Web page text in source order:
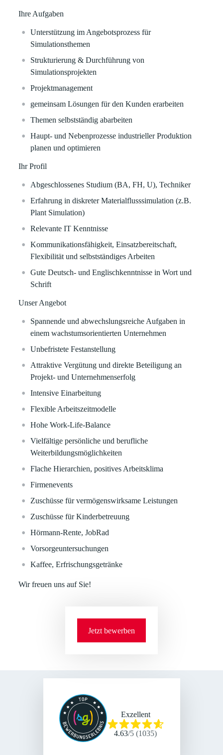
Ihre Aufgaben
Unterstützung im Angebotsprozess für
Simulationsthemen
Strukturierung & Durchführung von
Simulationsprojekten
Projektmanagement
gemeinsam Lösungen für den Kunden erarbeiten
Themen selbstständig abarbeiten
Haupt- und Nebenprozesse industrieller Produktion
planen und optimieren
Ihr Profil
Abgeschlossenes Studium (BA, FH, U), Techniker
Erfahrung in diskreter Materialflusssimulation (z.B.
Plant Simulation)
Relevante IT Kenntnisse
Kommunikationsfähigkeit, Einsatzbereitschaft,
Flexibilität und selbstständiges Arbeiten
Gute Deutsch- und Englischkenntnisse in Wort und
Schrift
Unser Angebot
Spannende und abwechslungsreiche Aufgaben in
einem wachstumsorientierten Unternehmen
Unbefristete Festanstellung
Attraktive Vergütung und direkte Beteiligung an
Projekt- und Unternehmenserfolg
Intensive Einarbeitung
Flexible Arbeitszeitmodelle
Hohe Work-Life-Balance
Vielfältige persönliche und berufliche
Weiterbildungsmöglichkeiten
Flache Hierarchien, positives Arbeitsklima
Firmenevents
Zuschüsse für vermögenswirksame Leistungen
Zuschüsse für Kinderbetreuung
Hörmann-Rente, JobRad
Vorsorgeuntersuchungen
Kaffee, Erfrischungsgetränke
Wir freuen uns auf Sie!
Jetzt bewerben
Exzellent
4.63/5 (1035)